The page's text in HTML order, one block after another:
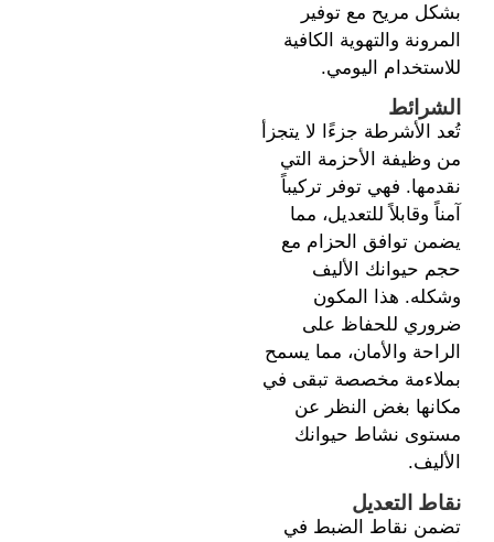
بشكل مريح مع توفير
المرونة والتهوية الكافية
للاستخدام اليومي.
الشرائط
تُعد الأشرطة جزءًا لا يتجزأ
من وظيفة الأحزمة التي
نقدمها. فهي توفر تركيباً
آمناً وقابلاً للتعديل، مما
يضمن توافق الحزام مع
حجم حيوانك الأليف
وشكله. هذا المكون
ضروري للحفاظ على
الراحة والأمان، مما يسمح
بملاءمة مخصصة تبقى في
مكانها بغض النظر عن
مستوى نشاط حيوانك
الأليف.
نقاط التعديل
تضمن نقاط الضبط في